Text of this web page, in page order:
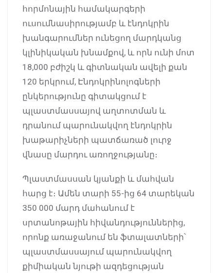
հորմոնային համակարգերի
ուսումնասիրությամբ և էնդոկրին
խանգարումներ ունեցող մարդկանց
կլինիկական խնամքով, և որն ունի մոտ
18,000 բժիշկ և գիտնական ավելի քան
120 երկրում, Էնդոկրինոլոգների
ընկերությունը գիտակցում է
պլաստմասսայով աղտոտման և
դրանում պարունակվող էնդոկրին
խաթարիչների պատճառած լուրջ
վնասը մարդու առողջությանը։
Պլաստմասսան կյանքի և մահվան
հարց է։ Ամեն տարի 55-ից 64 տարեկան
350 000 մարդ մահանում է
սրտանոթային հիվանդություններից,
որոնք առաջանում են ֆտալատների՝
պլաստմասսայում պարունակվող
քիմիական նյութի ազդեցության